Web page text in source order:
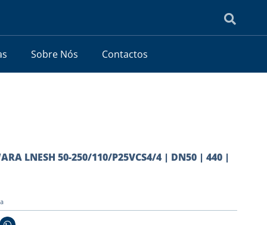
Sobre Nós Contactos
LNESH 50-250/110/P25VCS4/4 | DN50 | 440 |